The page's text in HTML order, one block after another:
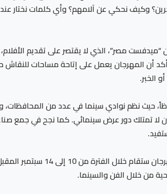
وكيف نحكي عن آلامهم؟ وأي كلمات نختار
مصر”، الذي لا يقتصر على تقديم
المهرجان يعمل على إتاحة مساحات للنقاش
الخبر.
منذ انطلاقه عام 2017، شهد توسعاً ملحوظاً، حيث نظم نوادي سينما في
إلى أكثر من 12 محافظة، بينها مدن لا تمتلك دور عرض
وأوضح أن الرحلة لا تزال مستمرة،
من خلال الفن والسينما.